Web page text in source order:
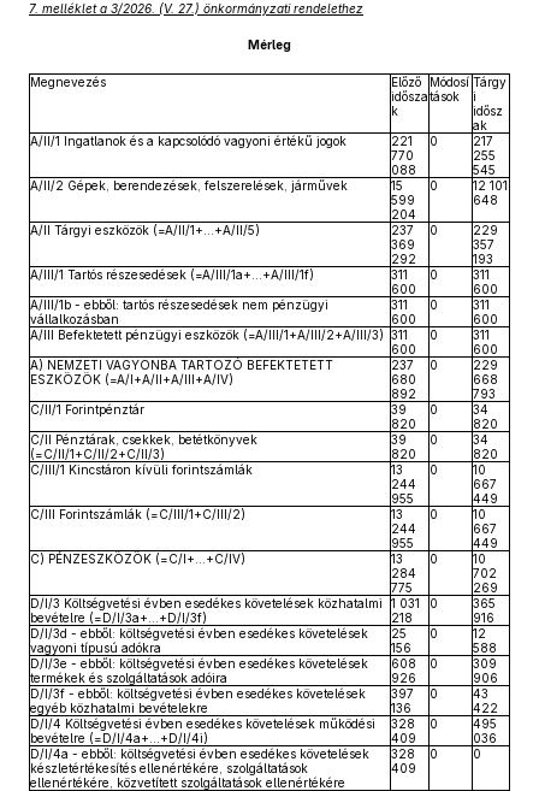
7. melléklet a 3/2026. (V. 27.) önkormányzati rendelethez
Mérleg
Megnevezés
Előző
idősza
k
Módosí
tások
Tárgy
i
idősz
ak
A/II/1 Ingatlanok és a kapcsolódó vagyoni értékű jogok
221
770
088
0
217
255
545
A/II/2 Gépek, berendezések, felszerelések, járművek
15
599
204
0
12 101
648
A/II Tárgyi eszközök (=A/II/1+...+A/II/5)
237
369
292
0
229
357
193
A/III/1 Tartós részesedések (=A/III/1a+…+A/III/1f)
311
600
0
311
600
A/III/1b - ebből: tartós részesedések nem pénzügyi
vállalkozásban
311
600
0
311
600
A/III Befektetett pénzügyi eszközök (=A/III/1+A/III/2+A/III/3) 311
600
0
311
600
A) NEMZETI VAGYONBA TARTOZÓ BEFEKTETETT
ESZKÖZÖK (=A/I+A/II+A/III+A/IV)
237
680
892
0
229
668
793
C/II/1 Forintpénztár
39
820
0
34
820
C/II Pénztárak, csekkek, betétkönyvek
(=C/II/1+C/II/2+C/II/3)
39
820
0
34
820
C/III/1 Kincstáron kívüli forintszámlák
13
244
955
0
10
667
449
C/III Forintszámlák (=C/III/1+C/III/2)
13
244
955
0
10
667
449
C) PÉNZESZKÖZÖK (=C/I+…+C/IV)
13
284
775
0
10
702
269
D/I/3 Költségvetési évben esedékes követelések közhatalmi
bevételre (=D/I/3a+…+D/I/3f)
1 031
218
0
365
916
D/I/3d - ebből: költségvetési évben esedékes követelések
vagyoni típusú adókra
25
156
0
12
588
D/I/3e - ebből: költségvetési évben esedékes követelések
termékek és szolgáltatások adóira
608
926
0
309
906
D/I/3f - ebből: költségvetési évben esedékes követelések
egyéb közhatalmi bevételekre
397
136
0
43
422
D/I/4 Költségvetési évben esedékes követelések működési
bevételre (=D/I/4a+…+D/I/4i)
328
409
0
495
036
D/I/4a - ebből: költségvetési évben esedékes követelések
készletértékesítés ellenértékére, szolgáltatások
ellenértékére, közvetített szolgáltatások ellenértékére
328
409
0 0